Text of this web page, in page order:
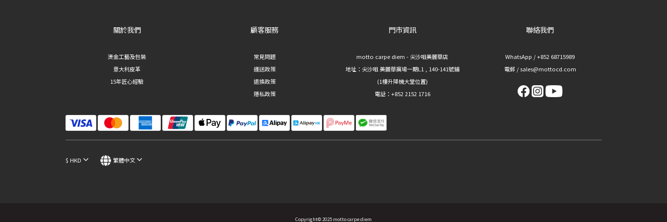
關於我們
燙金工藝及包裝
意大利皮革
15年匠心經驗
顧客服務
常見問題
運送政策
退換政策
隱私政策
門市資訊
motto carpe diem - 尖沙咀美麗華店
地址： 尖沙咀 美麗華廣場一期L1 , 140-141號鋪
(1樓升降機大堂位置)
電話：+852 2152 1716
聯絡我們
WhatsApp / +852 68715989
電郵 / sales@mottocd.com
$ HKD 繁體中文
Copyright© 2025 motto carpe diem